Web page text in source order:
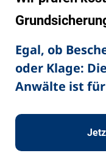
Egal, ob
oder Klage:
Anwälte ist